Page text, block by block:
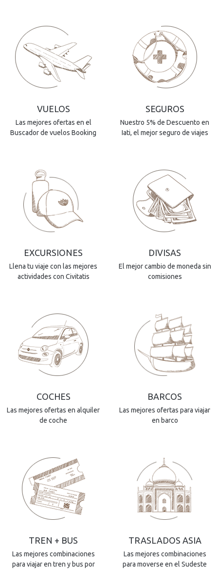
VUELOS
Las mejores ofertas en el
Buscador de vuelos Booking
SEGUROS
Nuestro 5% de Descuento en
Iati, el mejor seguro de viajes
EXCURSIONES
Llena tu viaje con las mejores
actividades con Civitatis
DIVISAS
El mejor cambio de moneda sin
comisiones
COCHES
Las mejores ofertas en alquiler
de coche
BARCOS
Las mejores ofertas para viajar
en barco
TREN + BUS
Las mejores combinaciones
para viajar en tren y bus por
TRASLADOS ASIA
Las mejores combinaciones
para moverse en el Sudeste